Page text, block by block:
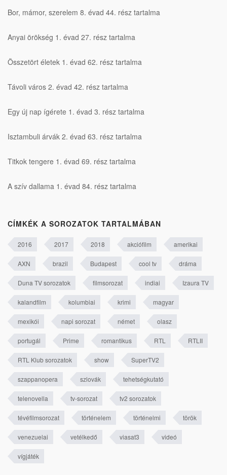
Bor, mámor, szerelem 8. évad 44. rész tartalma
Anyai örökség 1. évad 27. rész tartalma
Összetört életek 1. évad 62. rész tartalma
Távoli város 2. évad 42. rész tartalma
Egy új nap ígérete 1. évad 3. rész tartalma
Isztambuli árvák 2. évad 63. rész tartalma
Titkok tengere 1. évad 69. rész tartalma
A szív dallama 1. évad 84. rész tartalma
CÍMKÉK A SOROZATOK TARTALMÁBAN
2016 2017 2018 akciófilm amerikai
AXN brazil Budapest cool tv dráma
Duna TV sorozatok filmsorozat indiai Izaura TV
kalandfilm kolumbiai krimi magyar
mexikói napi sorozat német olasz
portugál Prime romantikus RTL RTLII
RTL Klub sorozatok show SuperTV2
szappanopera szlovák tehetségkutató
telenovella tv-sorozat tv2 sorozatok
tévéfilmsorozat történelem történelmi török
venezuelai vetélkedő viasat3 videó
vígjáték